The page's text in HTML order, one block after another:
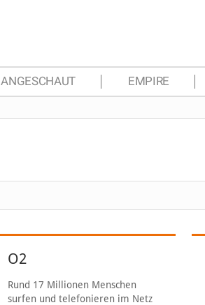
ANGESCHAUT EMPIRE
O2
Rund 17 Millionen Menschen
surfen und telefonieren im Netz